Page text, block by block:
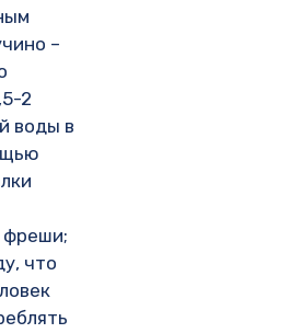
–
2
воды в
фреши;
что